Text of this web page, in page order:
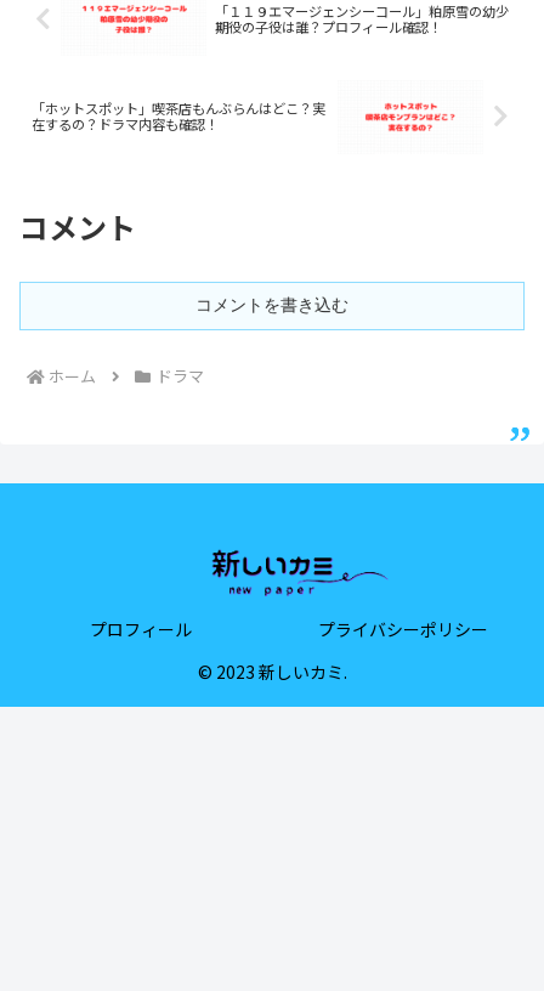
「１１９エマージェンシーコール」粕原雪の幼少
期役の子役は誰？プロフィール確認！
「ホットスポット」喫茶店もんぶらんはどこ？実
在するの？ドラマ内容も確認！
コメント
コメントを書き込む
ホーム ドラマ
プロフィール
プライバシーポリシー
© 2023 新しいカミ.